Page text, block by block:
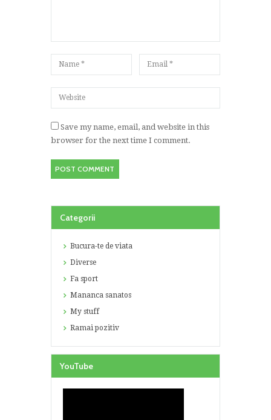
Save my name, email, and website in this
browser for the next time I comment.
Categorii
Bucura-te de viata
Diverse
Fa sport
Mananca sanatos
My stuff
Ramai pozitiv
YouTube